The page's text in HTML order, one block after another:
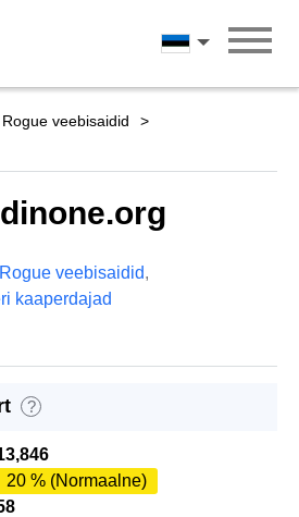
Eesti
Rogue veebisaidid
Rogue veebisaidid,
kaaperdajad
?
20 % (Normaalne)